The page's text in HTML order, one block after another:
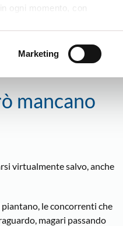
ogni momento, con
la ns. Cookie Policy.
Marketing
mancano
virtualmente salvo, anche
le concorrenti che
magari passando